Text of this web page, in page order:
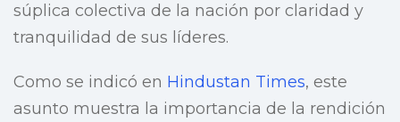
súplica colectiva de la nación por claridad y
tranquilidad de sus líderes.
Como se indicó en Hindustan Times, este
asunto muestra la importancia de la rendición